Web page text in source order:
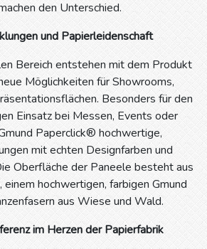
den Unterschied.
und Papierleidenschaft
Bereich entstehen mit dem Produkt
Möglichkeiten für Showrooms,
Besonders für den
Einsatz bei Messen, Events oder
Paperclick® hochwertige,
mit echten Designfarben und
Oberfläche der Paneele besteht aus
hochwertigen, farbigen Gmund
aus Wiese und Wald.
im Herzen der Papierfabrik